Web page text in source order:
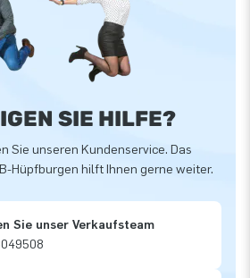
SIE HILFE?
Sie unseren Kundenservice. Das
Hüpfburgen hilft Ihnen gerne weiter.
Sie unser Verkaufsteam